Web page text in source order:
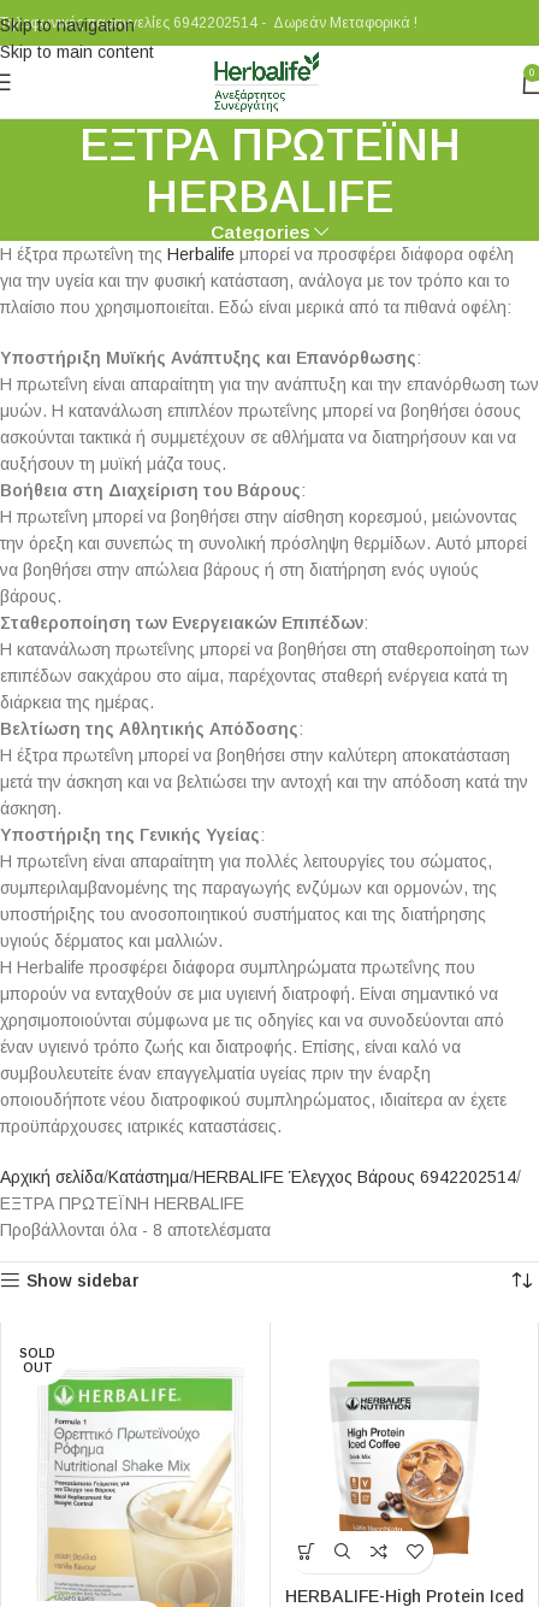
Skip to navigation
Skip to main content
Τηλεφωνικές παραγγελίες 6942202514 - Δωρεάν Μεταφορικά !
0
ΕΞΤΡΑ ΠΡΩΤΕΪΝΗ
HERBALIFE
Categories
Η έξτρα πρωτεΐνη της Herbalife μπορεί να προσφέρει διάφορα οφέλη
για την υγεία και την φυσική κατάσταση, ανάλογα με τον τρόπο και το
πλαίσιο που χρησιμοποιείται. Εδώ είναι μερικά από τα πιθανά οφέλη:
Υποστήριξη Μυϊκής Ανάπτυξης και Επανόρθωσης:
Η πρωτεΐνη είναι απαραίτητη για την ανάπτυξη και την επανόρθωση των
μυών. Η κατανάλωση επιπλέον πρωτεΐνης μπορεί να βοηθήσει όσους
ασκούνται τακτικά ή συμμετέχουν σε αθλήματα να διατηρήσουν και να
αυξήσουν τη μυϊκή μάζα τους.
Βοήθεια στη Διαχείριση του Βάρους:
Η πρωτεΐνη μπορεί να βοηθήσει στην αίσθηση κορεσμού, μειώνοντας
την όρεξη και συνεπώς τη συνολική πρόσληψη θερμίδων. Αυτό μπορεί
να βοηθήσει στην απώλεια βάρους ή στη διατήρηση ενός υγιούς
βάρους.
Σταθεροποίηση των Ενεργειακών Επιπέδων:
Η κατανάλωση πρωτεΐνης μπορεί να βοηθήσει στη σταθεροποίηση των
επιπέδων σακχάρου στο αίμα, παρέχοντας σταθερή ενέργεια κατά τη
διάρκεια της ημέρας.
Βελτίωση της Αθλητικής Απόδοσης:
Η έξτρα πρωτεΐνη μπορεί να βοηθήσει στην καλύτερη αποκατάσταση
μετά την άσκηση και να βελτιώσει την αντοχή και την απόδοση κατά την
άσκηση.
Υποστήριξη της Γενικής Υγείας:
Η πρωτεΐνη είναι απαραίτητη για πολλές λειτουργίες του σώματος,
συμπεριλαμβανομένης της παραγωγής ενζύμων και ορμονών, της
υποστήριξης του ανοσοποιητικού συστήματος και της διατήρησης
υγιούς δέρματος και μαλλιών.
Η Herbalife προσφέρει διάφορα συμπληρώματα πρωτεΐνης που
μπορούν να ενταχθούν σε μια υγιεινή διατροφή. Είναι σημαντικό να
χρησιμοποιούνται σύμφωνα με τις οδηγίες και να συνοδεύονται από
έναν υγιεινό τρόπο ζωής και διατροφής. Επίσης, είναι καλό να
συμβουλευτείτε έναν επαγγελματία υγείας πριν την έναρξη
οποιουδήποτε νέου διατροφικού συμπληρώματος, ιδιαίτερα αν έχετε
προϋπάρχουσες ιατρικές καταστάσεις.
Αρχική σελίδα Κατάστημα HERBALIFE Έλεγχος Βάρους 6942202514
ΕΞΤΡΑ ΠΡΩΤΕΪΝΗ HERBALIFE
Προβάλλονται όλα - 8 αποτελέσματα
Show sidebar
SOLD
OUT
HERBALIFE-High Protein Iced